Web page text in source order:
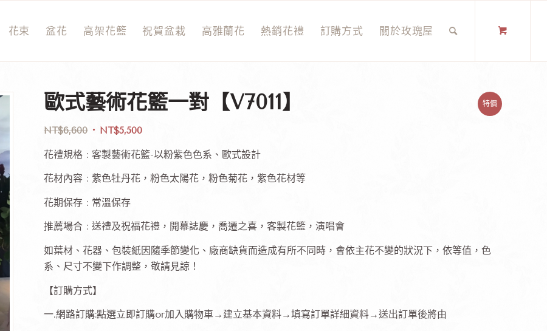
花束 盆花 高架花籃 祝賀盆栽 高雅蘭花 熱銷花禮 訂購方式 關於玫瑰屋
特價
歐式藝術花籃一對【V7011】
NT$6,600 NT$5,500
花禮規格 : 客製藝術花籃-以粉紫色色系、歐式設計
花材內容 : 紫色牡丹花，粉色太陽花，粉色菊花，紫色花材等
花期保存 : 常溫保存
推薦場合 : 送禮及祝福花禮，開幕誌慶，喬遷之喜，客製花籃，演唱會
如葉材、花器、包裝紙因隨季節變化、廠商缺貨而造成有所不同時，會依主花不變的狀況下，依等值，色
系、尺寸不變下作調整，敬請見諒！
【訂購方式】
一.網路訂購:點選立即訂購or加入購物車→建立基本資料→填寫訂單詳細資料→送出訂單後將由